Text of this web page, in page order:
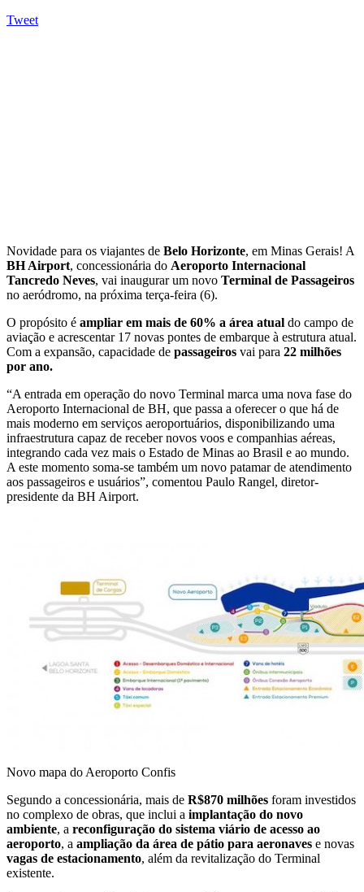
Tweet
Novidade para os viajantes de Belo Horizonte, em Minas Gerais! A
BH Airport, concessionária do Aeroporto Internacional
Tancredo Neves, vai inaugurar um novo Terminal de Passageiros
no aeródromo, na próxima terça-feira (6).
O propósito é ampliar em mais de 60% a área atual do campo de
aviação e acrescentar 17 novas pontes de embarque à estrutura atual.
Com a expansão, capacidade de passageiros vai para 22 milhões
por ano.
“A entrada em operação do novo Terminal marca uma nova fase do
Aeroporto Internacional de BH, que passa a oferecer o que há de
mais moderno em serviços aeroportuários, disponibilizando uma
infraestrutura capaz de receber novos voos e companhias aéreas,
integrando cada vez mais o Estado de Minas ao Brasil e ao mundo.
A este momento soma-se também um novo patamar de atendimento
aos passageiros e usuários”, comentou Paulo Rangel, diretor-
presidente da BH Airport.
Novo mapa do Aeroporto Confis
Segundo a concessionária, mais de R$870 milhões foram investidos
no complexo de obras, que inclui a implantação do novo
ambiente, a reconfiguração do sistema viário de acesso ao
aeroporto, a ampliação da área de pátio para aeronaves e novas
vagas de estacionamento, além da revitalização do Terminal
existente.